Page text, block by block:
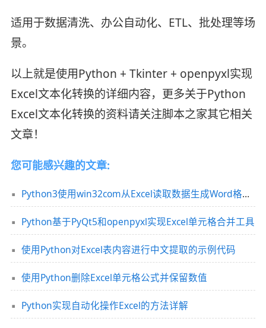
适用于数据清洗、办公自动化、ETL、批处理等场
景。
以上就是使用Python + Tkinter + openpyxl实现
Excel文本化转换的详细内容，更多关于Python
Excel文本化转换的资料请关注脚本之家其它相关
文章！
您可能感兴趣的文章:
Python3使用win32com从Excel读取数据生成Word格式报告批量发邮件的示例详解
Python基于PyQt5和openpyxl实现Excel单元格合并工具
使用Python对Excel表内容进行中文提取的示例代码
使用Python删除Excel单元格公式并保留数值
Python实现自动化操作Excel的方法详解